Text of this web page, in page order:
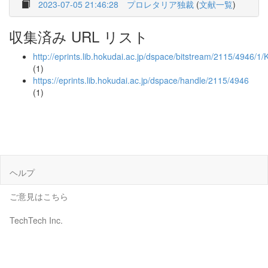
2023-07-05 21:46:28 プロレタリア独裁 (文献一覧)
収集済み URL リスト
http://eprints.lib.hokudai.ac.jp/dspace/bitstream/2115/4946/1/
(1)
https://eprints.lib.hokudai.ac.jp/dspace/handle/2115/4946
(1)
ヘルプ
ご意見はこちら
TechTech Inc.